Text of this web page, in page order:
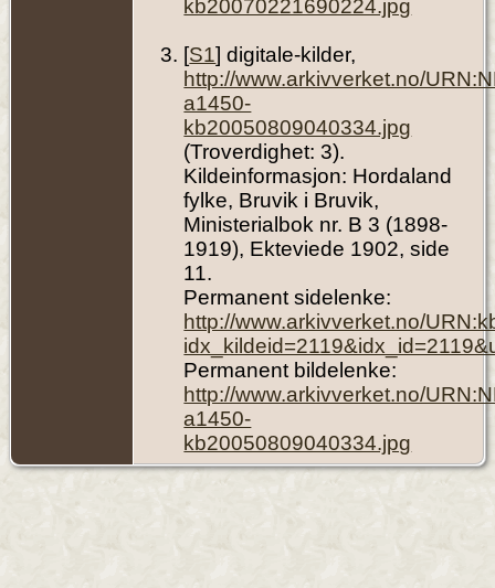
kb20070221690224.jpg
[S1] digitale-kilder,
http://www.arkivverket.no/
a1450-
kb20050809040334.jpg
(Troverdighet: 3).
Kildeinformasjon: Hordaland
fylke, Bruvik i Bruvik,
Ministerialbok nr. B 3 (1898-
1919), Ekteviede 1902, side
11.
Permanent sidelenke:
http://www.arkivverket.no/
Permanent bildelenke:
http://www.arkivverket.no/
a1450-
kb20050809040334.jpg